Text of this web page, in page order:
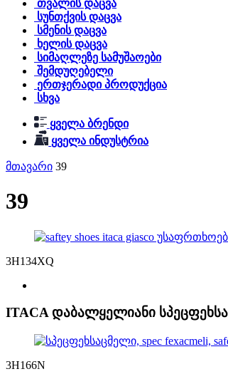
თვალის დაცვა
სუნთქვის დაცვა
სმენის დაცვა
ხელის დაცვა
სიმაღლეზე სამუშაოები
შემდუღებელი
ერთჯერადი პროდუქცია
სხვა
ყველა ბრენდი
ყველა ინდუსტრია
მთავარი 39
39
3H134XQ
ITACA დაბალყელიანი
3H166N